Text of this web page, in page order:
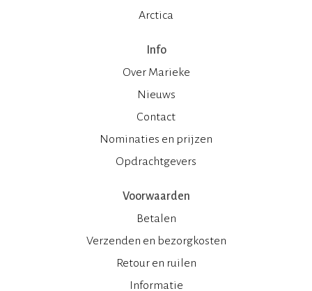
Arctica
Info
Over Marieke
Nieuws
Contact
Nominaties en prijzen
Opdrachtgevers
Voorwaarden
Betalen
Verzenden en bezorgkosten
Retour en ruilen
Informatie